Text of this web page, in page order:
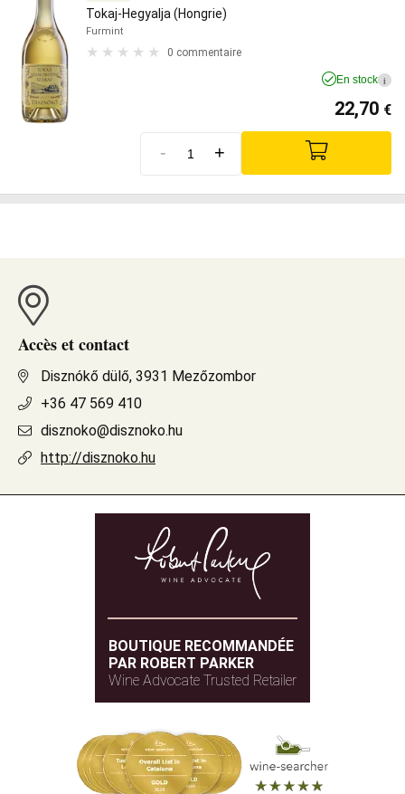
Tokaj-Hegyalja (Hongrie)
Furmint
0 commentaire
En stock i
22,70 €
- +
Accès et contact
Disznókő dülő, 3931 Mezőzombor
+36 47 569 410
disznoko@disznoko.hu
http://disznoko.hu
BOUTIQUE RECOMMANDÉE
PAR ROBERT PARKER
Wine Advocate Trusted Retailer